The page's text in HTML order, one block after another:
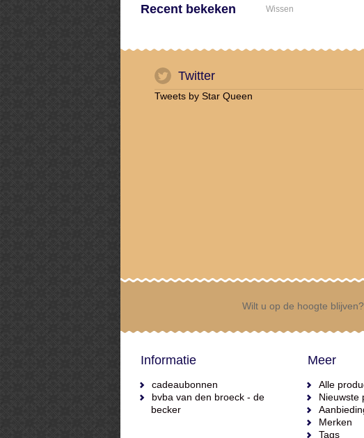
Recent bekeken Wissen
Twitter
Tweets by Star Queen
Wilt u op de hoogte blijven?
Informatie
cadeaubonnen
bvba van den broeck - de
becker
Meer
Alle
Nieuwste
Merken
Tags